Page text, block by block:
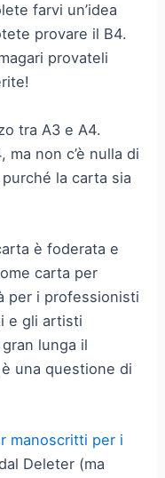
farvi un’idea
provare il B4.
provateli
tra A3 e A4.
ma non c’è nulla di
purché la carta sia
è foderata e
carta per
per i professionisti
e gli artisti
lunga il
una questione di
manoscritti per i
Deleter (ma